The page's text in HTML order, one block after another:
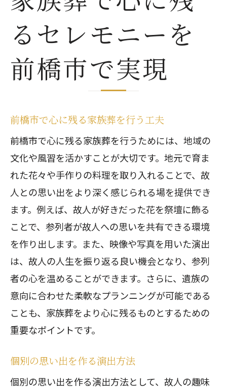
るセレモニーを
前橋市で実現
前橋市で心に残る家族葬を行う工夫
前橋市で心に残る家族葬を行うためには、地域の
文化や風習を活かすことが大切です。地元で育ま
れた花々や手作りの料理を取り入れることで、故
人との思い出をより深く感じられる場を提供でき
ます。例えば、故人が好きだった花を祭壇に飾る
ことで、参列者が故人への思いを共有できる環境
を作り出します。また、映像や写真を用いた演出
は、故人の人生を振り返る良い機会となり、参列
者の心を温めることができます。さらに、遺族の
意向に合わせた柔軟なプランニングが可能である
ことも、家族葬をより心に残るものとするための
重要なポイントです。
個別の思い出を作る演出方法
個別の思い出を作る演出方法として、故人の趣味